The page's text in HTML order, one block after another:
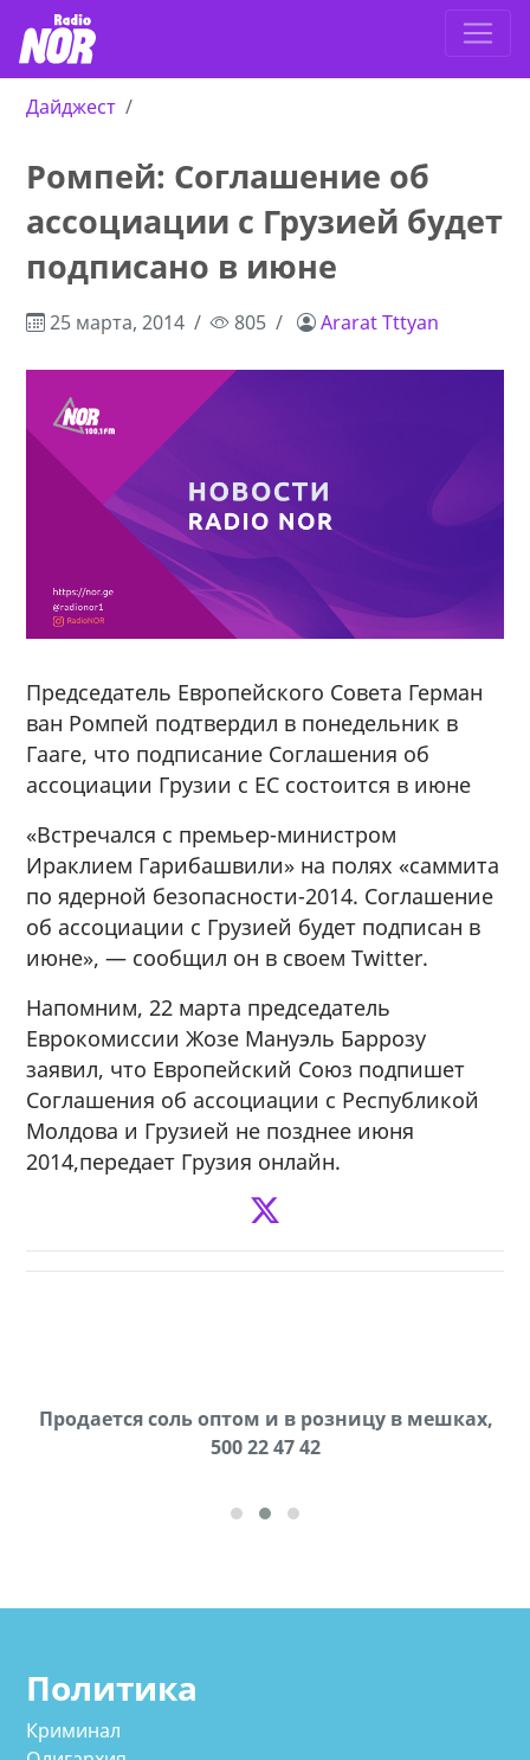
Дайджест
Ромпей: Соглашение об
ассоциации с Грузией будет
подписано в июне
25 марта, 2014 805 Ararat Tttyan
Председатель Европейского Совета Герман
ван Ромпей подтвердил в понедельник в
Гааге, что подписание Соглашения об
ассоциации Грузии с ЕС состоится в июне
«Встречался с премьер-министром
Ираклием Гарибашвили» на полях «саммита
по ядерной безопасности-2014. Соглашение
об ассоциации с Грузией будет подписан в
июне», — сообщил он в своем Twitter.
Напомним, 22 марта председатель
Еврокомиссии Жозе Мануэль Баррозу
заявил, что Европейский Союз подпишет
Соглашения об ассоциации с Республикой
Молдова и Грузией не позднее июня
2014,передает Грузия онлайн.
Продается соль оптом и в розницу в мешках,
500 22 47 42
В городе Ниноцминда около фастфуда Hask
cдается в аренду дом, 571 30 57 57Whatsap/Viber
Политика
Криминал